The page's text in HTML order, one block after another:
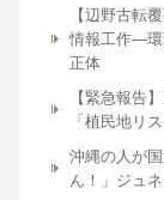
【辺野古転
情報工作―環
正体
【緊急報告
「植民地リ
沖縄の人が
ん！」ジュ